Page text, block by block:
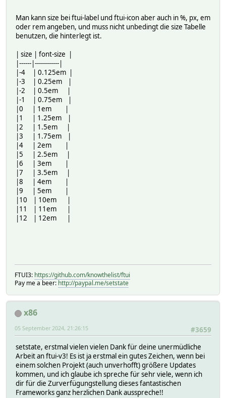
Man kann size bei ftui-label und ftui-icon aber auch in %, px, em
oder rem angeben, und muss nicht unbedingt die size Tabelle
benutzen, die hinterlegt ist.
| size | font-size |
|------|------------|
|-4 | 0.125em |
|-3 | 0.25em |
|-2 | 0.5em |
|-1 | 0.75em |
|0 | 1em |
|1 | 1.25em |
|2 | 1.5em |
|3 | 1.75em |
|4 | 2em |
|5 | 2.5em |
|6 | 3em |
|7 | 3.5em |
|8 | 4em |
|9 | 5em |
|10 | 10em |
|11 | 11em |
|12 | 12em |
FTUI3: https://github.com/knowthelist/ftui
Pay me a beer: http://paypal.me/setstate
x86
#3659
05 September 2024, 21:26:15
setstate, erstmal vielen vielen Dank für deine unermüdliche
Arbeit an ftui-v3! Es ist ja erstmal ein gutes Zeichen, wenn bei
einem solchen Projekt (auch unverhofft) größere Updates
kommen, und ich glaube ich spreche für sehr viele, wenn ich
dir für die Zurverfügungstellung dieses fantastischen
Frameworks ganz herzlichen Dank ausspreche!!